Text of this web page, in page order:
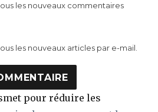
les nouveaux commentaires
les nouveaux articles par e-mail.
pour réduire les